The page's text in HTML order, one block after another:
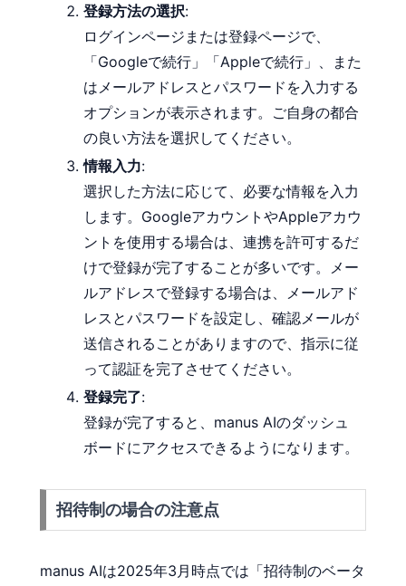
登録方法の選択:
ログインページまたは登録ページで、
「Googleで続行」「Appleで続行」、また
はメールアドレスとパスワードを入力する
オプションが表示されます。ご自身の都合
の良い方法を選択してください。
情報入力:
選択した方法に応じて、必要な情報を入力
します。GoogleアカウントやAppleアカウ
ントを使用する場合は、連携を許可するだ
けで登録が完了することが多いです。メー
ルアドレスで登録する場合は、メールアド
レスとパスワードを設定し、確認メールが
送信されることがありますので、指示に従
って認証を完了させてください。
登録完了:
登録が完了すると、manus AIのダッシュ
ボードにアクセスできるようになります。
招待制の場合の注意点
manus AIは2025年3月時点では「招待制のベータ